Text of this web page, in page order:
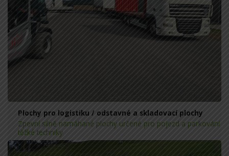
Plochy pro logistiku / odstavné a skladovací plochy
Zpevní silně namáhané plochy určené pro pojezd a parkování
těžké techniky